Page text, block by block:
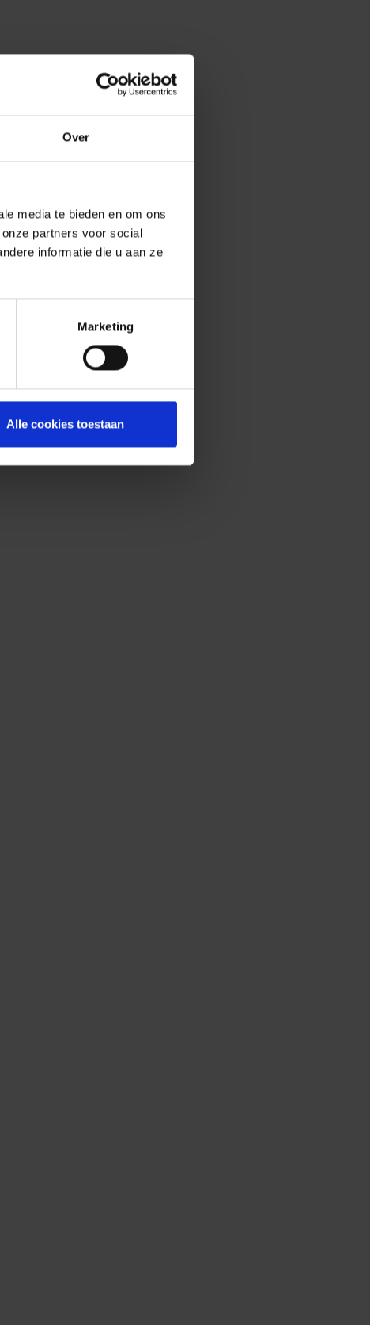
Over
media te bieden en om ons
partners voor social
informatie die u aan ze
Marketing
Alle cookies toestaan